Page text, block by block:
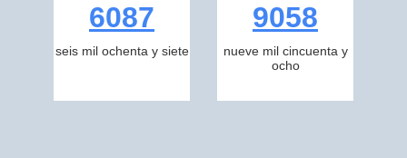
6087
seis mil ochenta y siete
9058
nueve mil cincuenta y
ocho